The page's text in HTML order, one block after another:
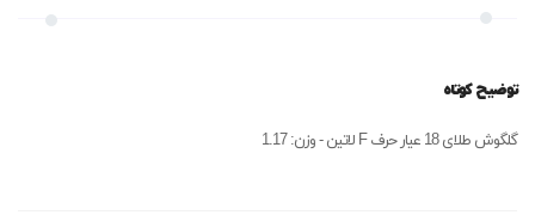
توضیح کوتاه
گلگوش طلای 18 عیار حرف F لاتین - وزن: 1.17